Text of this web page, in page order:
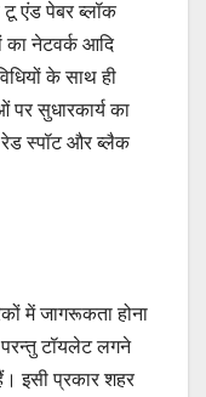
टू एंड पेबर ब्लॉक
का नेटवर्क आदि
के साथ ही
पर सुधारकार्य का
रेड स्पॉट और ब्लैक
में जागरूकता होना
परन्तु टॉयलेट लगने
इसी प्रकार शहर